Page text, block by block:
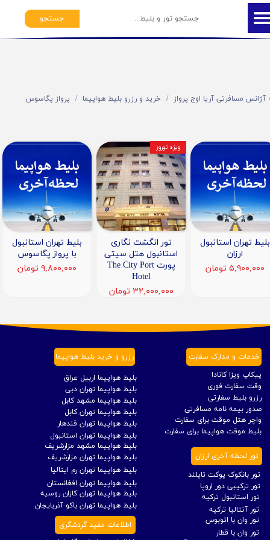
جستجو
آژانس مسافرتی آریا اوج پرواز خرید و رزرو بلیط هواپیما پرواز پگاسوس
بلیط تهران استانبول
ارزان
۵,۹۰۰,۰۰۰ تومان
تور انگشت نگاری
استانبول هتل سیتی
پورت The City Port
Hotel
۳۲,۰۰۰,۰۰۰ تومان
ویژه نوروز
بلیط تهران استانبول
با پرواز پگاسوس
۹,۸۰۰,۰۰۰ تومان
تور ترکیبی دور اروپا
رزرو بلیط سفارتی
پیکاپ ویزا کانادا
بلیط هواپیما تهران کابل
بلیط هواپیما تهران مزارشریف
بلیط هواپیما مشهد کابل
بلیط هواپیما تهران قندهار
بلیط هواپیما تهران افغانستان
بلیط هواپیما مشهد مزارشریف
بلیط موقت هواپیما برای سفارت
واچر هتل موقت برای سفارت
بلیط هواپیما تهران رم ایتالیا
بلیط هواپیما تهران دبی
بلیط هواپیما تهران باکو آذربایجان
بلیط هواپیما تهران استانبول
بلیط هواپیما تهران کازان روسیه
بلیط هواپیما اربیل عراق
صدور بیمه نامه مسافرتی
تور آنتالیا ترکیه
تور استانبول ترکیه
تور وان با قطار
تور بانکوک پوکت تایلند
تور وان با اتوبوس
خدمات و مدارک سفارت رزرو و خرید بلیط هواپیما
تور لحظه آخری ارزان
وقت سفارت فوری
اطلاعات مفید گردشگری